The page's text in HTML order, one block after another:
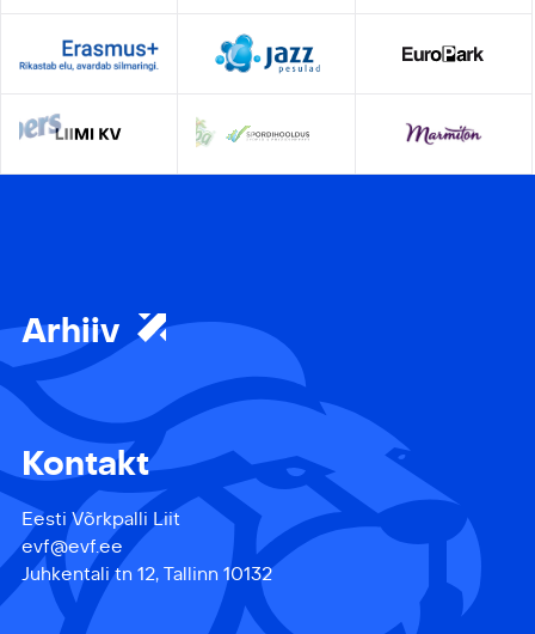
Arhiiv
Kontakt
Eesti Võrkpalli Liit
evf@evf.ee
Juhkentali tn 12, Tallinn 10132